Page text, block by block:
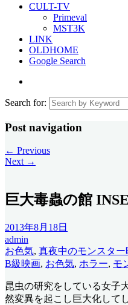
CULT-TV
Primeval
MST3K
LINK
OLDHOME
Google Search
Search for:
Post navigation
← Previous
Next →
巨大毒蟲の館
2013年8月18日
admin
お色気, 真夜中のモンスター
B級映画, お色気, ホラー, モ
昆虫の研究をしている女子
然変異を起こし巨大化して